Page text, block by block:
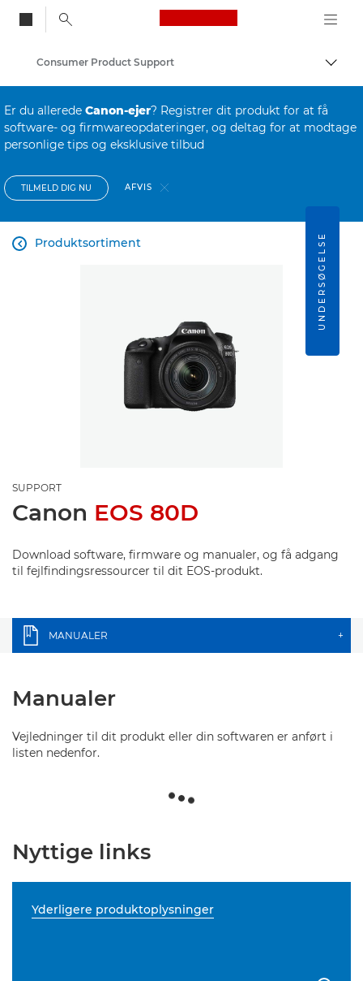
Canon Logo, back
Skift
Consumer Product Support
Er du allerede Canon-ejer? Registrer dit produkt for at få
software- og firmwareopdateringer, og deltag for at modtage
personlige tips og eksklusive tilbud
TILMELD DIG NU AFVIS
Produktsortiment

SUPPORT
Canon EOS 80D
Download software, firmware og manualer, og få adgang
til fejlfindingsressourcer til dit EOS-produkt.
MANUALER +
Manualer
Vejledninger til dit produkt eller din softwaren er anført i
listen nedenfor.
Nyttige links
Yderligere produktoplysninger
UNDERSØGELSE